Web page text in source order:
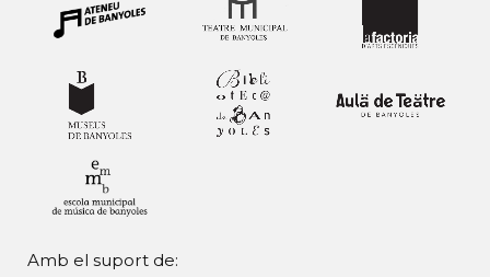
Amb el suport de: